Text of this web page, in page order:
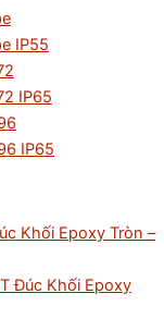
IP55
IP65
IP65
Khối Epoxy Tròn –
Đúc Khối Epoxy